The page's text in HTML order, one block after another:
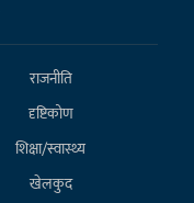
राजनीति
दृष्टिकोण
शिक्षा/स्वास्थ्य
खेलकुद